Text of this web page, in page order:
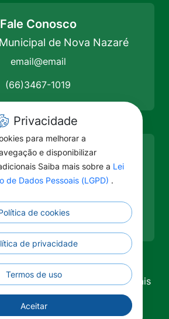
Fale Conosco
de Nova Nazaré
email@email
(66)3467-1019
Como chegar
de Nova
Nova Nazaré - MT, 78638-
000
de Proteção de Dados Pessoais
os direitos reservados.
Privacidade
para melhorar a
e disponibilizar
Saiba mais sobre a Lei
de Dados Pessoais (LGPD) .
de cookies
de privacidade
Termos de uso
Aceitar